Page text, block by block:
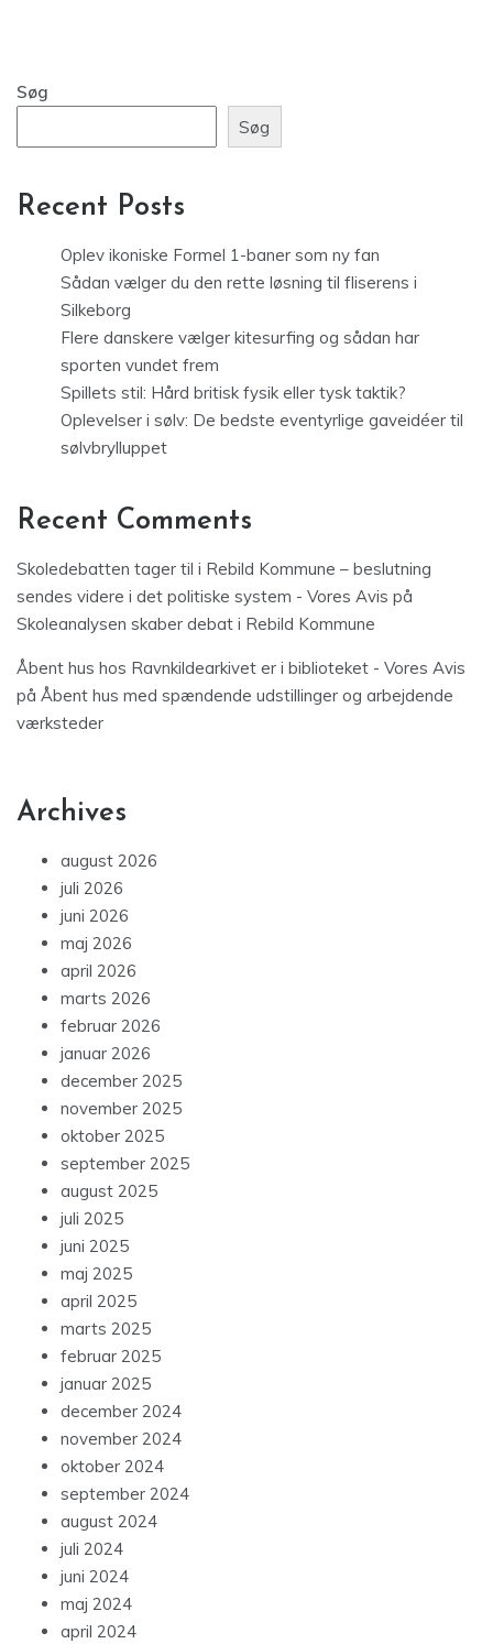
Søg
Søg
Recent Posts
Oplev ikoniske Formel 1-baner som ny fan
Sådan vælger du den rette løsning til fliserens i
Silkeborg
Flere danskere vælger kitesurfing og sådan har
sporten vundet frem
Spillets stil: Hård britisk fysik eller tysk taktik?
Oplevelser i sølv: De bedste eventyrlige gaveidéer til
sølvbrylluppet
Recent Comments
Skoledebatten tager til i Rebild Kommune – beslutning
sendes videre i det politiske system - Vores Avis på
Skoleanalysen skaber debat i Rebild Kommune
Åbent hus hos Ravnkildearkivet er i biblioteket - Vores Avis
på Åbent hus med spændende udstillinger og arbejdende
værksteder
Archives
august 2026
juli 2026
juni 2026
maj 2026
april 2026
marts 2026
februar 2026
januar 2026
december 2025
november 2025
oktober 2025
september 2025
august 2025
juli 2025
juni 2025
maj 2025
april 2025
marts 2025
februar 2025
januar 2025
december 2024
november 2024
oktober 2024
september 2024
august 2024
juli 2024
juni 2024
maj 2024
april 2024